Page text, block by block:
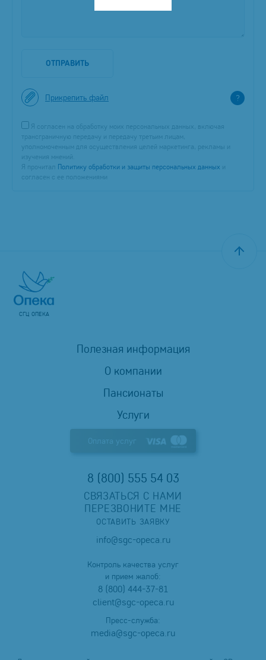
ОТПРАВИТЬ
Прикрепить файл ?
Я согласен на обработку моих персональных данных, включая
трансграничную передачу и передачу третьим лицам,
уполномоченным для осуществления целей маркетинга, рекламы и
изучения мнений.
Я прочитал Политику обработки и защиты персональных данных и
согласен с ее положениями
СГЦ ОПЕКА
Пансионаты
Услуги
Полезная информация
О компании
Оплата услуг
8 (800) 555 54 03
СВЯЗАТЬСЯ С НАМИ
ПЕРЕЗВОНИТЕ МНЕ
ОСТАВИТЬ ЗАЯВКУ
info@sgc-opeca.ru
Контроль качества услуг
и прием жалоб:
8 (800) 444-37-81
client@sgc-opeca.ru
Пресс-служба:
media@sgc-opeca.ru